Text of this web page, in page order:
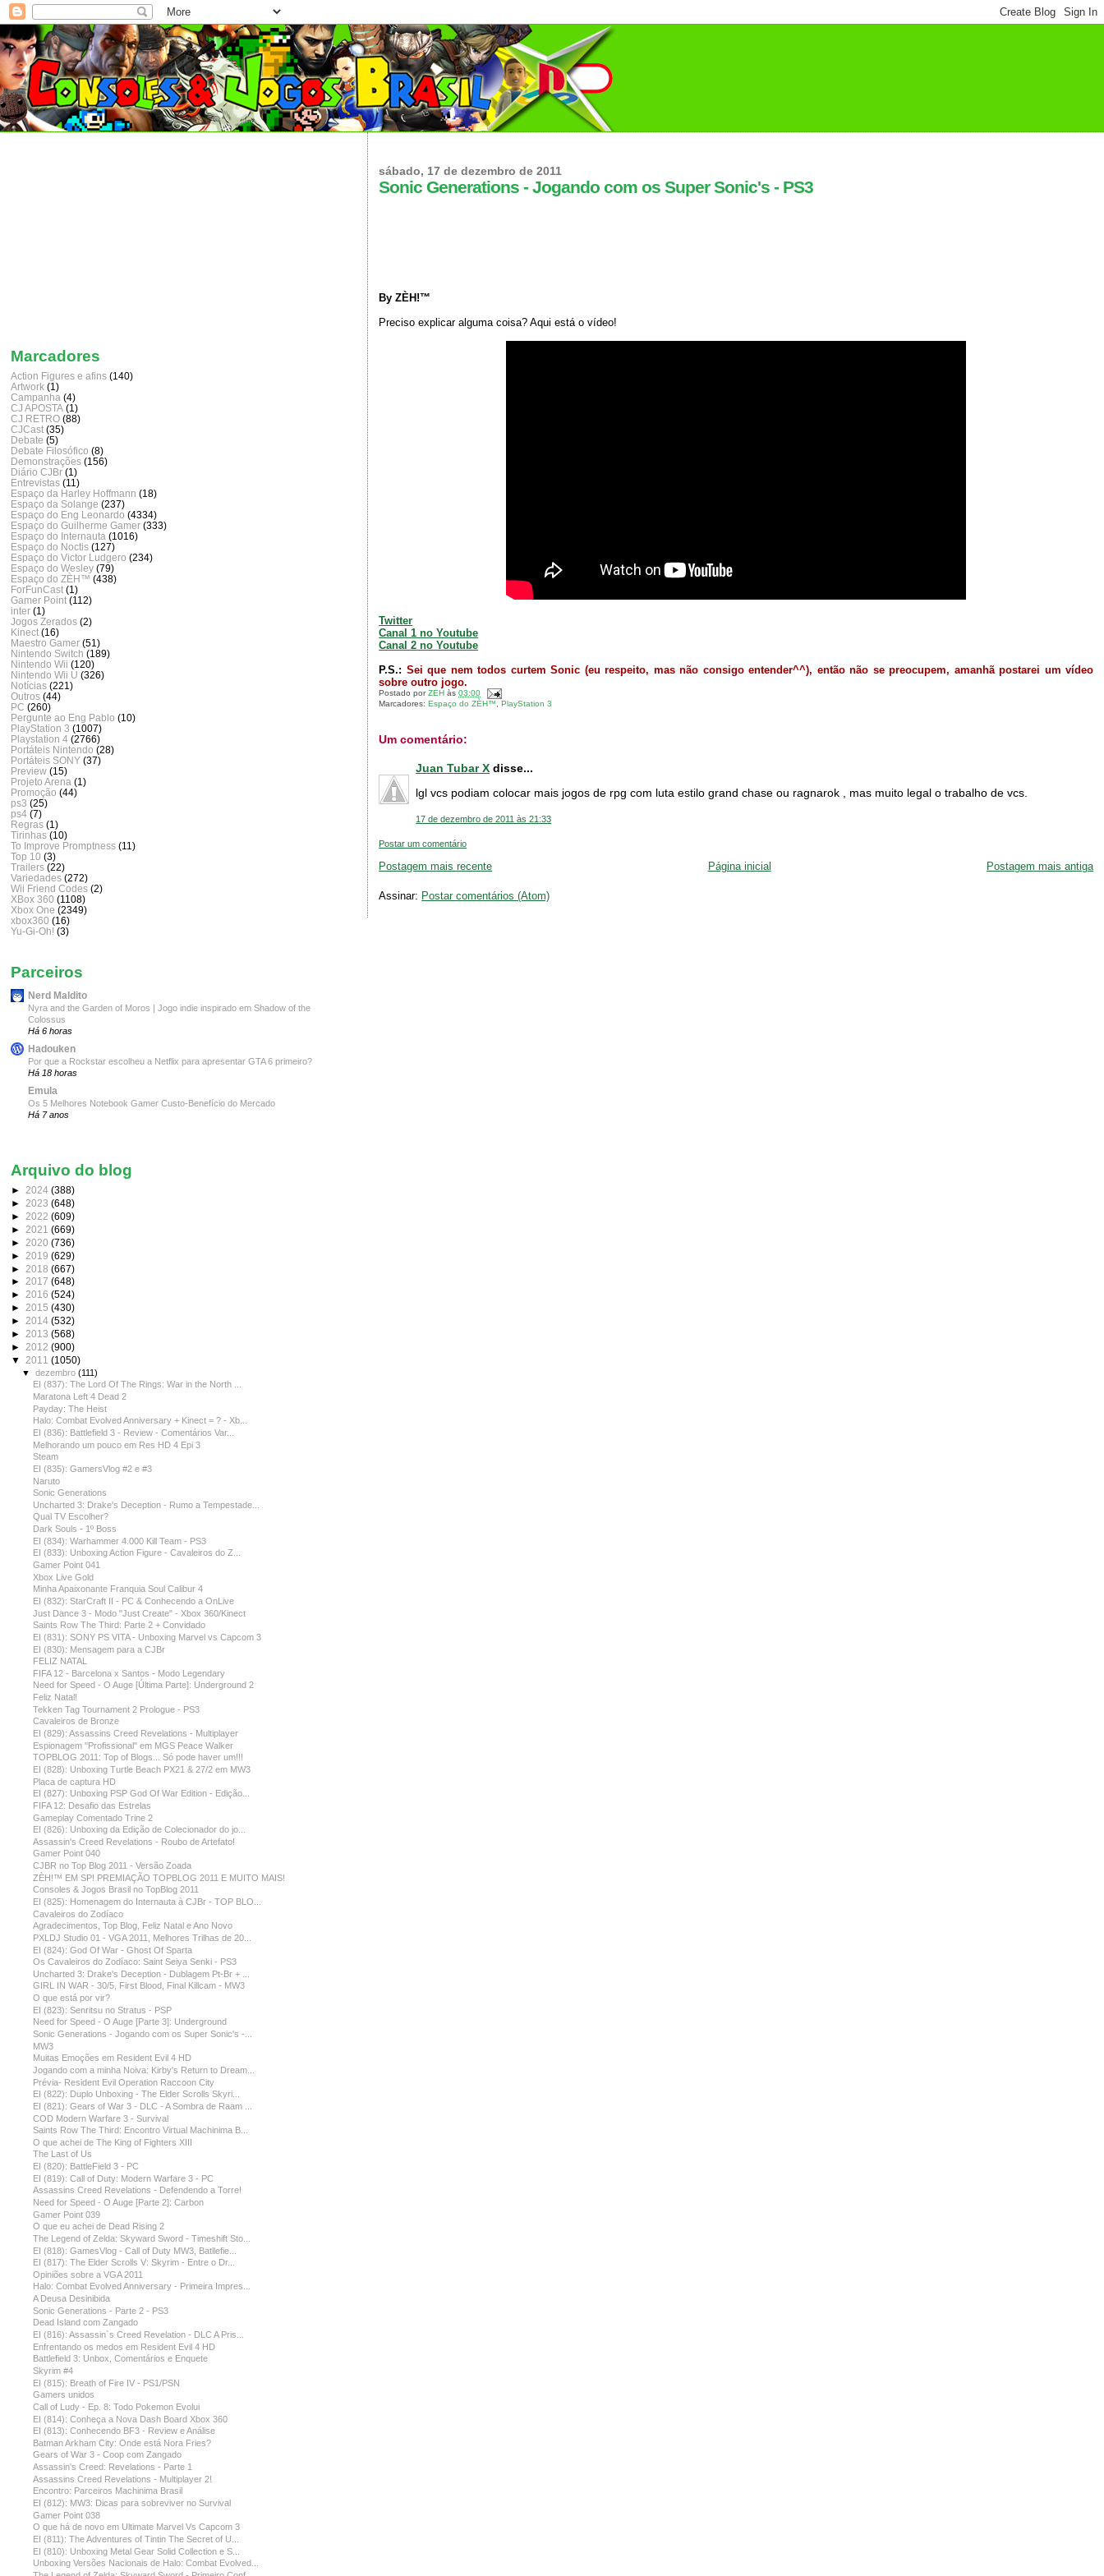
sábado, 17 de dezembro de 2011
Sonic Generations - Jogando com os Super Sonic's - PS3
By ZÈH!™
Preciso explicar alguma coisa? Aqui está o vídeo!
Twitter
Canal 1 no Youtube
Canal 2 no Youtube
P.S.: Sei que nem todos curtem Sonic (eu respeito, mas não consigo entender^^), então não se preocupem, amanhã postarei um vídeo
sobre outro jogo.
Postado porZEHàs03:00
Marcadores:Espaço do ZÈH™ ,PlayStation 3
Um comentário:
Juan Tubar X disse...
lgl vcs podiam colocar mais jogos de rpg com luta estilo grand chase ou ragnarok , mas muito legal o trabalho de vcs.
17 de dezembro de 2011 às 21:33
Postar um comentário
Postagem mais recente Postagem mais antiga
Página inicial
Assinar: Postar comentários (Atom)
Marcadores
Action Figures e afins (140)
Artwork (1)
Campanha (4)
CJ APOSTA (1)
CJ RETRO (88)
CJCast (35)
Debate (5)
Debate Filosófico (8)
Demonstrações (156)
Diário CJBr (1)
Entrevistas (11)
Espaço da Harley Hoffmann (18)
Espaço da Solange (237)
Espaço do Eng Leonardo (4334)
Espaço do Guilherme Gamer (333)
Espaço do Internauta (1016)
Espaço do Noctis (127)
Espaço do Victor Ludgero (234)
Espaço do Wesley (79)
Espaço do ZÈH™ (438)
ForFunCast (1)
Gamer Point (112)
inter (1)
Jogos Zerados (2)
Kinect (16)
Maestro Gamer (51)
Nintendo Switch (189)
Nintendo Wii (120)
Nintendo Wii U (326)
Notícias (221)
Outros (44)
PC (260)
Pergunte ao Eng Pablo (10)
PlayStation 3 (1007)
Playstation 4 (2766)
Portáteis Nintendo (28)
Portáteis SONY (37)
Preview (15)
Projeto Arena (1)
Promoção (44)
ps3 (25)
ps4 (7)
Regras (1)
Tirinhas (10)
To Improve Promptness (11)
Top 10 (3)
Trailers (22)
Variedades (272)
Wii Friend Codes (2)
XBox 360 (1108)
Xbox One (2349)
xbox360 (16)
Yu-Gi-Oh! (3)
Parceiros
Nerd Maldito
Nyra and the Garden of Moros | Jogo indie inspirado em Shadow of the
Colossus
Há 6 horas
Hadouken
Por que a Rockstar escolheu a Netflix para apresentar GTA 6 primeiro?
Há 18 horas
Emula
Os 5 Melhores Notebook Gamer Custo-Benefício do Mercado
Há 7 anos
Arquivo do blog
► 2024 (388)
► 2023 (648)
► 2022 (609)
► 2021 (669)
► 2020 (736)
► 2019 (629)
► 2018 (667)
► 2017 (648)
► 2016 (524)
► 2015 (430)
► 2014 (532)
► 2013 (568)
► 2012 (900)
▼ 2011 (1050)
▼dezembro(111)
EI (837): The Lord Of The Rings: War in the North ...
Maratona Left 4 Dead 2
Payday: The Heist
Halo: Combat Evolved Anniversary + Kinect = ? - Xb...
EI (836): Battlefield 3 - Review - Comentários Var...
Melhorando um pouco em Res HD 4 Epi 3
Steam
EI (835): GamersVlog #2 e #3
Naruto
Sonic Generations
Uncharted 3: Drake's Deception - Rumo a Tempestade...
Qual TV Escolher?
Dark Souls - 1º Boss
EI (834): Warhammer 4.000 Kill Team - PS3
EI (833): Unboxing Action Figure - Cavaleiros do Z...
Gamer Point 041
Xbox Live Gold
Minha Apaixonante Franquia Soul Calibur 4
EI (832): StarCraft II - PC & Conhecendo a OnLive
Just Dance 3 - Modo "Just Create" - Xbox 360/Kinect
Saints Row The Third: Parte 2 + Convidado
EI (831): SONY PS VITA - Unboxing Marvel vs Capcom 3
EI (830): Mensagem para a CJBr
FELIZ NATAL
FIFA 12 - Barcelona x Santos - Modo Legendary
Need for Speed - O Auge [Última Parte]: Underground 2
Feliz Natal!
Tekken Tag Tournament 2 Prologue - PS3
Cavaleiros de Bronze
EI (829): Assassins Creed Revelations - Multiplayer
Espionagem ''Profissional'' em MGS Peace Walker
TOPBLOG 2011: Top of Blogs... Só pode haver um!!!
EI (828): Unboxing Turtle Beach PX21 & 27/2 em MW3
Placa de captura HD
EI (827): Unboxing PSP God Of War Edition - Edição...
FIFA 12: Desafio das Estrelas
Gameplay Comentado Trine 2
EI (826): Unboxing da Edição de Colecionador do jo...
Assassin's Creed Revelations - Roubo de Artefato!
Gamer Point 040
CJBR no Top Blog 2011 - Versão Zoada
ZÈH!™ EM SP! PREMIAÇÃO TOPBLOG 2011 E MUITO MAIS!
Consoles & Jogos Brasil no TopBlog 2011
EI (825): Homenagem do Internauta à CJBr - TOP BLO...
Cavaleiros do Zodíaco
Agradecimentos, Top Blog, Feliz Natal e Ano Novo
PXLDJ Studio 01 - VGA 2011, Melhores Trilhas de 20...
EI (824): God Of War - Ghost Of Sparta
Os Cavaleiros do Zodíaco: Saint Seiya Senki - PS3
Uncharted 3: Drake's Deception - Dublagem Pt-Br + ...
GIRL IN WAR - 30/5, First Blood, Final Killcam - MW3
O que está por vir?
EI (823): Senritsu no Stratus - PSP
Need for Speed - O Auge [Parte 3]: Underground
Sonic Generations - Jogando com os Super Sonic's -...
MW3
Muitas Emoções em Resident Evil 4 HD
Jogando com a minha Noiva: Kirby's Return to Dream...
Prévia- Resident Evil Operation Raccoon City
EI (822): Duplo Unboxing - The Elder Scrolls Skyri...
EI (821): Gears of War 3 - DLC - A Sombra de Raam ...
COD Modern Warfare 3 - Survival
Saints Row The Third: Encontro Virtual Machinima B...
O que achei de The King of Fighters XIII
The Last of Us
EI (820): BattleField 3 - PC
EI (819): Call of Duty: Modern Warfare 3 - PC
Assassins Creed Revelations - Defendendo a Torre!
Need for Speed - O Auge [Parte 2]: Carbon
Gamer Point 039
O que eu achei de Dead Rising 2
The Legend of Zelda: Skyward Sword - Timeshift Sto...
EI (818): GamesVlog - Call of Duty MW3, Batllefie...
EI (817): The Elder Scrolls V: Skyrim - Entre o Dr...
Opiniões sobre a VGA 2011
Halo: Combat Evolved Anniversary - Primeira Impres...
A Deusa Desinibida
Sonic Generations - Parte 2 - PS3
Dead Island com Zangado
EI (816): Assassin`s Creed Revelation - DLC A Pris...
Enfrentando os medos em Resident Evil 4 HD
Battlefield 3: Unbox, Comentários e Enquete
Skyrim #4
EI (815): Breath of Fire IV - PS1/PSN
Gamers unidos
Call of Ludy - Ep. 8: Todo Pokemon Evolui
EI (814): Conheça a Nova Dash Board Xbox 360
EI (813): Conhecendo BF3 - Review e Análise
Batman Arkham City: Onde está Nora Fries?
Gears of War 3 - Coop com Zangado
Assassin's Creed: Revelations - Parte 1
Assassins Creed Revelations - Multiplayer 2!
Encontro: Parceiros Machinima Brasil
EI (812): MW3: Dicas para sobreviver no Survival
Gamer Point 038
O que há de novo em Ultimate Marvel Vs Capcom 3
EI (811): The Adventures of Tintin The Secret of U...
EI (810): Unboxing Metal Gear Solid Collection e S...
Unboxing Versões Nacionais de Halo: Combat Evolved...